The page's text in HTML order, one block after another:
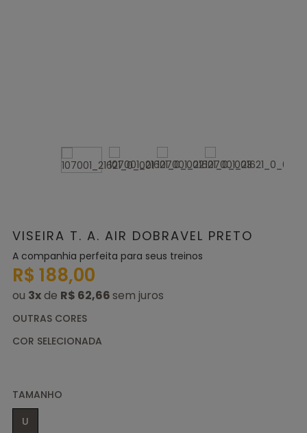
VISEIRA T. A. AIR DOBRAVEL PRETO
A companhia perfeita para seus treinos
R$ 188,00
ou 3xde R$ 62,66
OUTRAS CORES
TAMANHO
U